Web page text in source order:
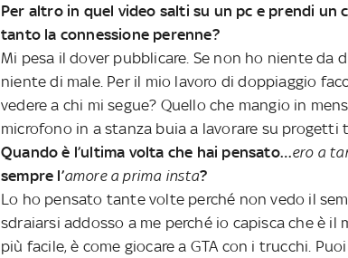
Per altro in quel video salti su un pc e prendi un
tanto la connessione perenne?
Mi pesa il dover pubblicare. Se non ho niente da
niente di male. Per il mio lavoro di doppiaggio
vedere a chi mi segue? Quello che mangio in
microfono in a stanza buia a lavorare su progetti
Quando è l’ultima volta che hai pensato…ero a
sempre l’amore a prima insta?
Lo ho pensato tante volte perché non vedo il
sdraiarsi addosso a me perché io capisca che è il
più facile, è come giocare a GTA con i trucchi.